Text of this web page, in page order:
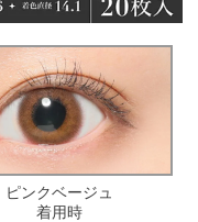
ピンクベージュ
着用時